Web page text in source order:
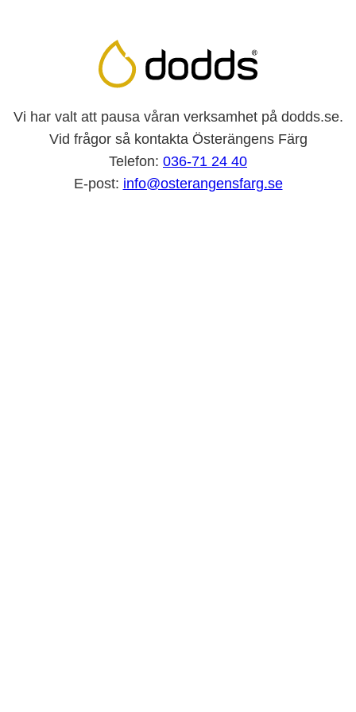
Vi har valt att pausa våran verksamhet på dodds.se.
Vid frågor så kontakta Österängens Färg
Telefon: 036-71 24 40
E-post: info@osterangensfarg.se